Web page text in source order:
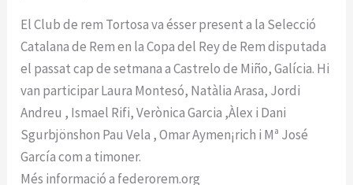
El Club de rem Tortosa va ésser present a la Selecció
Catalana de Rem en la Copa del Rey de Rem disputada
el passat cap de setmana a Castrelo de Miño, Galícia. Hi
van participar Laura Montesó, Natàlia Arasa, Jordi
Andreu , Ismael Rifi, Verònica Garcia ,Àlex i Dani
Sgurbjönshon Pau Vela , Omar Aymen¡rich i Mª José
García com a timoner.
Més informació a federorem.org